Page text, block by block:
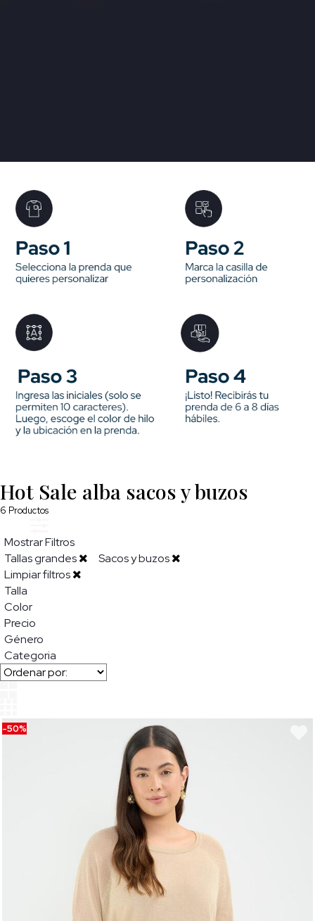
Hot Sale alba sacos y buzos
6 Productos
Mostrar Filtros
Tallas grandes
Sacos y buzos
Limpiar filtros
Talla
Color
Precio
Género
Categoria
-50%